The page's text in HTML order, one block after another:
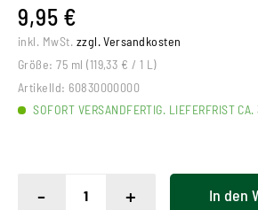
9,95 €
inkl. MwSt. zzgl. Versandkosten
Größe: 75 ml (119,33 € / 1 L)
ArtikelId: 60830000000
SOFORT VERSANDFERTIG. LIEFERFRIST
- + In den